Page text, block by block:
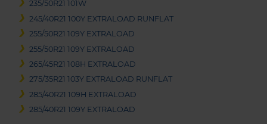
235/50R21 101W
245/40R21 100Y EXTRALOAD RUNFLAT
255/50R21 109Y EXTRALOAD
255/50R21 109Y EXTRALOAD
265/45R21 108H EXTRALOAD
275/35R21 103Y EXTRALOAD RUNFLAT
285/40R21 109H EXTRALOAD
285/40R21 109Y EXTRALOAD